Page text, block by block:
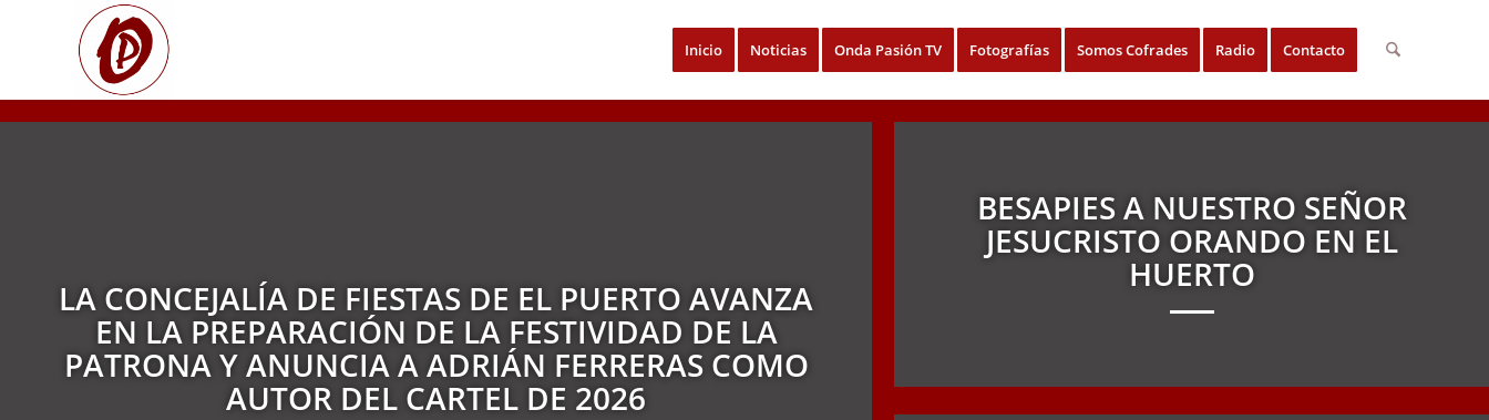
Inicio Noticias Onda Pasión TV Fotografías Somos Cofrades Radio Contacto
LA CONCEJALÍA DE FIESTAS DE EL PUERTO AVANZA
EN LA PREPARACIÓN DE LA FESTIVIDAD DE LA
PATRONA Y ANUNCIA A ADRIÁN FERRERAS COMO
AUTOR DEL CARTEL DE 2026
BESAPIES A NUESTRO SEÑOR
JESUCRISTO ORANDO EN EL
HUERTO